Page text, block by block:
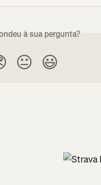
à sua pergunta?
😐 😃